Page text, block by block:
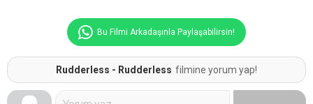
Bu Filmi Arkadaşınla Paylaşabilirsin!
Rudderless - Rudderless filmine yorum yap!